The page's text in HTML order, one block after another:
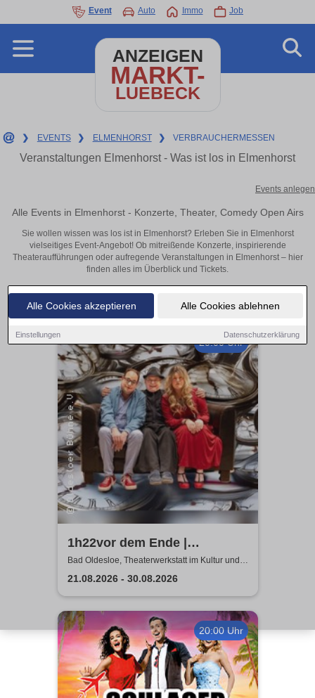
Alle Cookies akzeptieren Alle Cookies ablehnen
Einstellungen Datenschutzerklärung
Event Auto Immo Job
ANZEIGEN
MARKT-
LUEBECK
❯ EVENTS ❯ ELMENHORST ❯ VERBRAUCHERMESSEN
Veranstaltungen Elmenhorst - Was ist los in Elmenhorst
Events anlegen
Alle Events in Elmenhorst - Konzerte, Theater, Comedy Open Airs
Sie wollen wissen was los ist in Elmenhorst? Erleben Sie in Elmenhorst
vielseitiges Event-Angebot! Ob mitreißende Konzerte, inspirierende
Theateraufführungen oder aufregende Veranstaltungen in Elmenhorst – hier
finden alles im Überblick und Tickets.
20:00 Uhr
1h22vor dem Ende |
Tragikomödie von Matthieu
Delaporte
Bad Oldesloe, Theaterwerkstatt im Kultur und
Bildungszentrum
21.08.2026 - 30.08.2026
20:00 Uhr